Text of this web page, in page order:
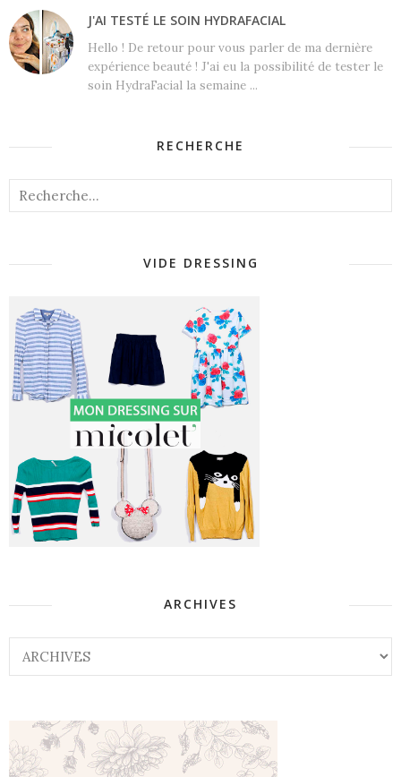
J'AI TESTÉ LE SOIN HYDRAFACIAL
Hello ! De retour pour vous parler de ma dernière
expérience beauté ! J'ai eu la possibilité de tester le
soin HydraFacial la semaine ...
RECHERCHE
VIDE DRESSING
ARCHIVES